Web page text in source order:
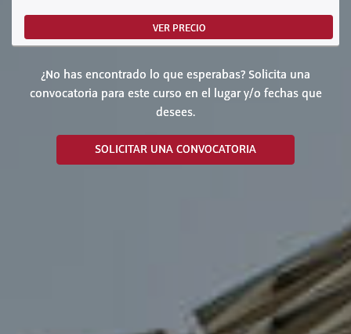
VER PRECIO
¿No has encontrado lo que esperabas? Solicita una
convocatoria para este curso en el lugar y/o fechas que
desees.
SOLICITAR UNA CONVOCATORIA